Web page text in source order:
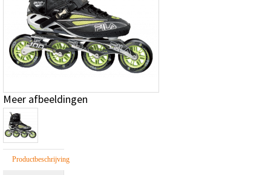
Meer afbeeldingen
Productbeschrijving